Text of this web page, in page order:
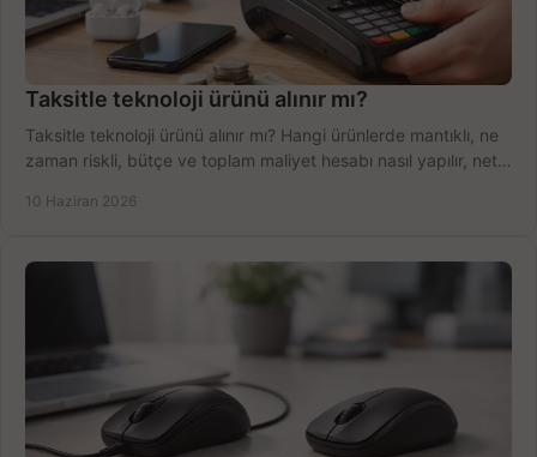
Taksitle teknoloji ürünü alınır mı?
Taksitle teknoloji ürünü alınır mı? Hangi ürünlerde mantıklı, ne
zaman riskli, bütçe ve toplam maliyet hesabı nasıl yapılır, net
10 Haziran 2026